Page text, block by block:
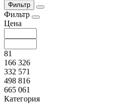
Фильтр
Фильтр
Цена
81
166 326
332 571
498 816
665 061
Категория